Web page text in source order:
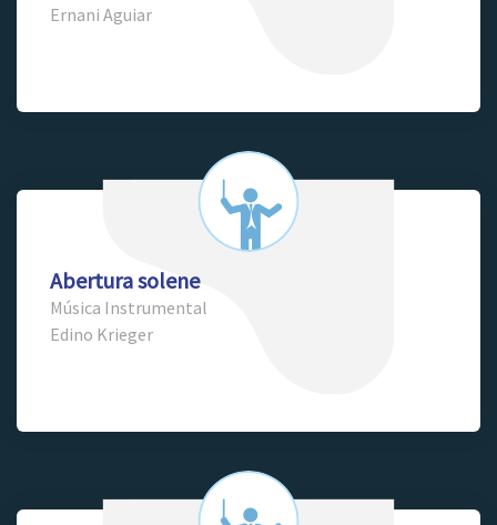
Ernani Aguiar
Abertura solene
Música Instrumental
Edino Krieger